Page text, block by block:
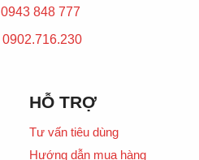
0943 848 777
0902.716.230
HỖ TRỢ
Tư vấn tiêu dùng
Hướng dẫn mua hàng